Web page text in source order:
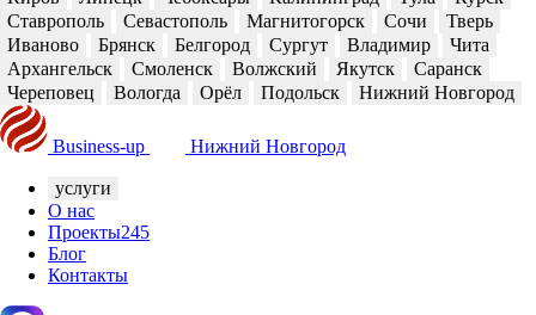
Ставрополь
Севастополь Магнитогорск Сочи
Тверь
Иваново
Брянск Белгород Сургут Владимир
Чита
Архангельск
Смоленск Волжский Якутск
Саранск
Череповец
Вологда Орёл Подольск Нижний Новгород
Business-up Нижний Новгород
услуги
О нас
Проекты245
Блог
Контакты